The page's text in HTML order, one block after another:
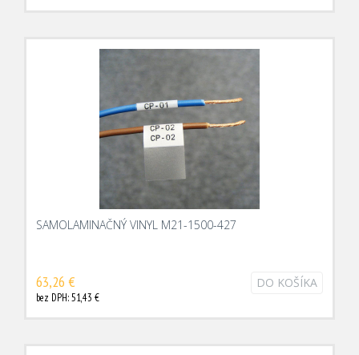
SAMOLAMINAČNÝ VINYL M21-1500-427
63,26 €
bez DPH: 51,43 €
DO KOŠÍKA